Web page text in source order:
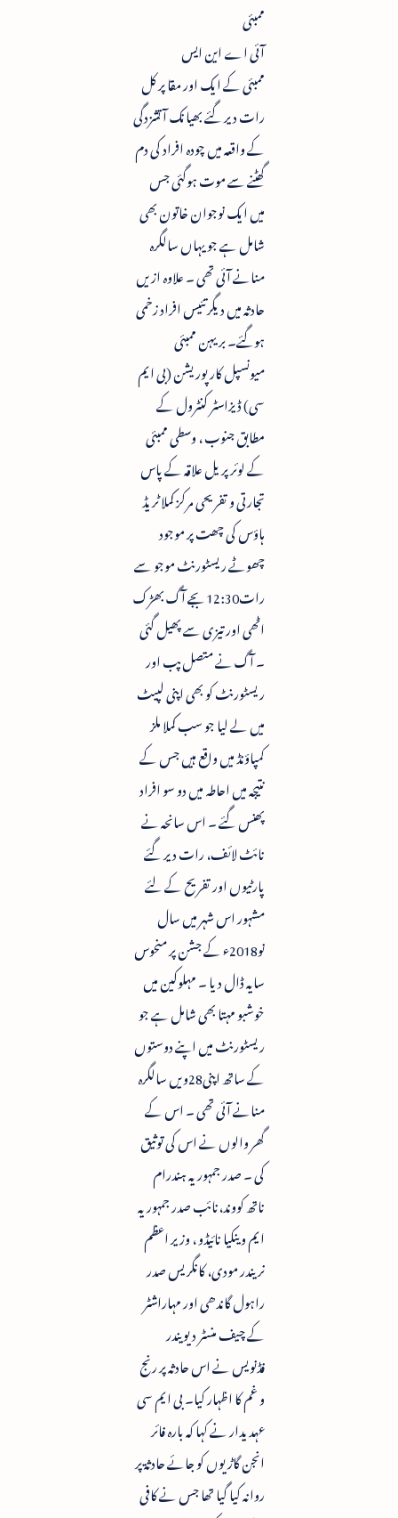
ممبئی
آئی اے این ایس
ممبئی کے ایک اور مقا پر کل
رات دیر گئے بھیانک آتشزدگی
کے واقعہ میں چودہ افراد کی دم
گھٹنے سے موت ہوگئی جس
میں ایک نوجوان خاتون بھی
شامل ہے جو یہاں سالگرہ
منانے آئی تھی ۔ علاوہ ازیں
حادثہ میں دیگر تئیس افراد زخمی
ہوگئے۔ بریہن ممبئی
میونسپل کارپوریشن (بی ایم
سی) ڈیزاسٹر کنٹرول کے
مطابق جنوب ، وسطی ممبئی
کے لوئر پریل علاقہ کے پاس
تجارتی و تفریحی مرکز کملا ٹریڈ
ہاؤس کی چھت پر موجود
چھوٹے ریسٹورنٹ موجو سے
رات12:30بجے آگ بھڑک
اٹھی اور تیزی سے پھیل گئی
۔ آگ نے متصل پب اور
ریسٹورنٹ کو بھی اپنی لپیٹ
میں لے لیا جو سب کملا ملز
کمپاؤنڈ میں واقع ہیں جس کے
نتیجہ میں احاطہ میں دو سو افراد
پھنس گئے ۔ اس سانحہ نے
نائٹ لائف، رات دیر گئے
پارٹیوں اور تفریح کے لئے
مشہور اس شہر میں سال
نو2018ء کے جشن پر منحوس
سایہ ڈال دیا ۔ مہلوکین میں
خوشبو مہتا بھی شامل ہے جو
ریسٹورنٹ میں اپنے دوستوں
کے ساتھ اپنی28ویں سالگرہ
منانے آئی تھی ۔ اس کے
گھر والوں نے اس کی توثیق
کی ۔ صدر جمہوریہ ہندرام
ناتھ کووند،نائب صدر جمہوریہ
ایم وینکیا نائیڈو ، وزیر اعظم
نریندر مودی، کانگریس صدر
راہول گاندھی اور مہاراشٹر
کے چیف منسٹر دیویندر
فڈنویس نے اس حادثہ پر رنج
و غم کا اظہار کیا۔ بی ایم سی
عہدیدار نے کہا کہ بارہ فائر
انجن گاڑیوں کو جائے حادثۃ پر
روانہ کیا گیا تھا جس نے کافی